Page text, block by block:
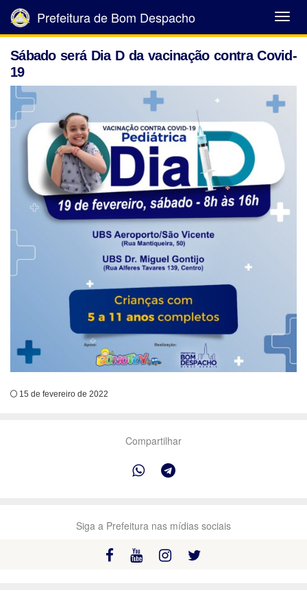
Abrir
Menu
Prefeitura de Bom Despacho
Sábado será Dia D da vacinação contra Covid-
19
15 de fevereiro de 2022
Compartilhar
Siga a Prefeitura nas mídias sociais